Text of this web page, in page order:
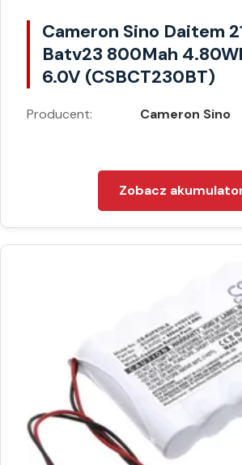
Cameron Sino Daitem
Batv23 800Mah
6.0V (CSBCT230BT)
Producent: Cameron Sino
Zobacz